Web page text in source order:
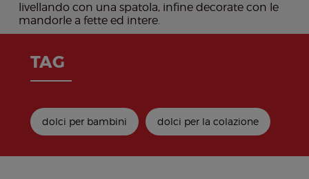
livellando con una spatola, infine decorate con le
mandorle a fette ed intere.
TAG
dolci per bambini dolci per la colazione